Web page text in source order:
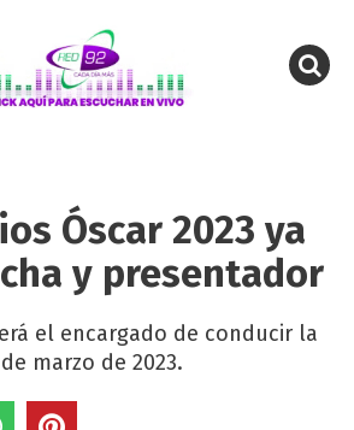
Óscar 2023 ya
y presentador
el encargado de conducir la
marzo de 2023.